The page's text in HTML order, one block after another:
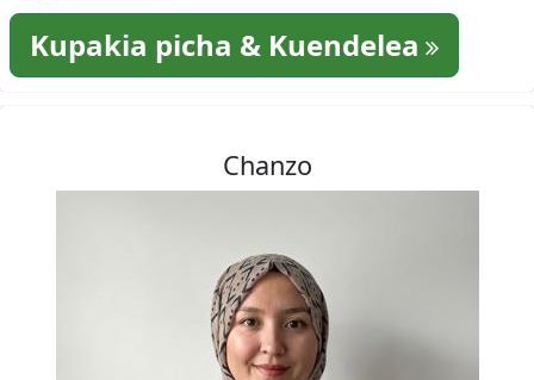
Kupakia picha & Kuendelea
Chanzo